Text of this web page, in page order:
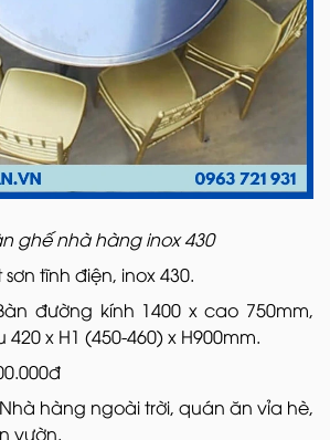
ghế nhà hàng inox 430
sơn tĩnh điện, inox 430.
đường kính 1400 x cao 750mm,
420 x H1 (450-460) x H900mm.
Nhà hàng ngoài trời, quán ăn vỉa hè,
vườn.